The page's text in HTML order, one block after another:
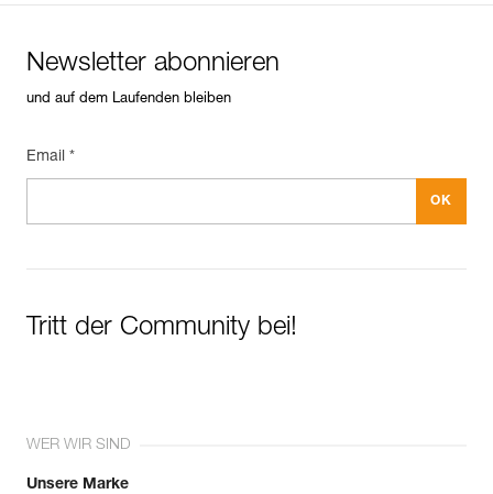
Newsletter abonnieren
und auf dem Laufenden bleiben
Email *
Tritt der Community bei!
WER WIR SIND
Unsere Marke